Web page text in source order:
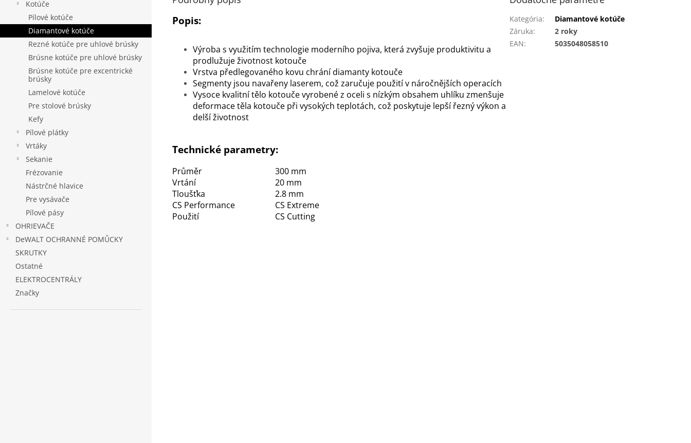
Kotúče
Pílové kotúče
Diamantové kotúče
Rezné kotúče pre uhlové brúsky
Brúsne kotúče pre uhlové brúsky
Brúsne kotúče pre excentrické
brúsky
Lamelové kotúče
Pre stolové brúsky
Kefy
Pílové plátky
Vrtáky
Sekanie
Frézovanie
Nástrčné hlavice
Pre vysávače
Pílové pásy
OHRIEVAČE
DeWALT OCHRANNÉ POMŮCKY
SKRUTKY
Ostatné
ELEKTROCENTRÁLY
Značky
Popis:
Výroba s využitím technologie moderního pojiva, která zvyšuje produktivitu a
prodlužuje životnost kotouče
Vrstva předlegovaného kovu chrání diamanty kotouče
Segmenty jsou navařeny laserem, což zaručuje použití v náročnějších operacích
Vysoce kvalitní tělo kotouče vyrobené z oceli s nízkým obsahem uhlíku zmenšuje
deformace těla kotouče při vysokých teplotách, což poskytuje lepší řezný výkon a
delší životnost
Technické parametry:
Průměr
300 mm
Vrtání
20 mm
Tloušťka
2.8 mm
CS Performance
CS Extreme
Použití
CS Cutting
Kategória:
Diamantové kotúče
Záruka:
2 roky
EAN: 5035048058510